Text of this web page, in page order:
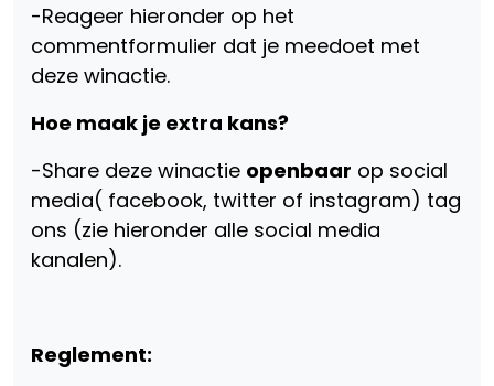
-Reageer hieronder op het
commentformulier dat je meedoet met
deze winactie.
Hoe maak je extra kans?
-Share deze winactie openbaar op social
media( facebook, twitter of instagram) tag
ons (zie hieronder alle social media
kanalen).
Reglement: